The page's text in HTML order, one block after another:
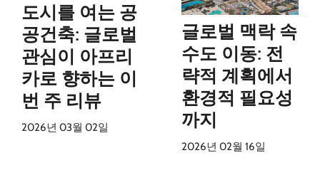
도시를 여는 공
공건축: 글로벌
관심이 아프리
카로 향하는 이
번 주 리뷰
2026년 03월 02일
글로벌 맥락 속
수도 이동: 전
략적 계획에서
환경적 필요성
까지
2026년 02월 16일